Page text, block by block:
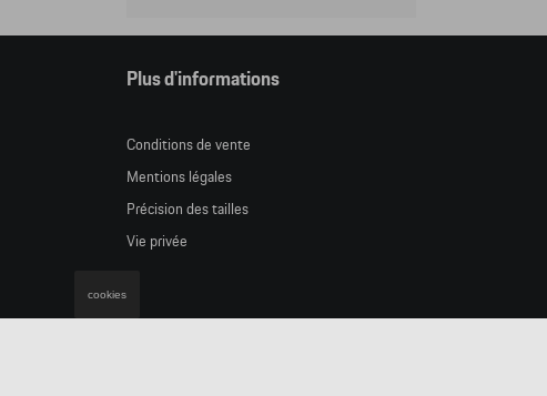
Plus d'informations
Conditions de vente
Mentions légales
Précision des tailles
Vie privée
cookies